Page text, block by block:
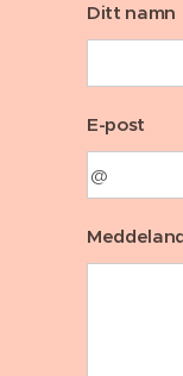
Ditt namn
E-post